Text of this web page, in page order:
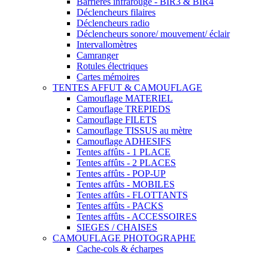
Déclencheurs filaires
Déclencheurs radio
Déclencheurs sonore/ mouvement/ éclair
Intervallomètres
Camranger
Rotules électriques
Cartes mémoires
TENTES AFFUT & CAMOUFLAGE
Camouflage MATERIEL
Camouflage TREPIEDS
Camouflage FILETS
Camouflage TISSUS au mètre
Camouflage ADHESIFS
Tentes affûts - 1 PLACE
Tentes affûts - 2 PLACES
Tentes affûts - POP-UP
Tentes affûts - MOBILES
Tentes affûts - FLOTTANTS
Tentes affûts - PACKS
Tentes affûts - ACCESSOIRES
SIEGES / CHAISES
CAMOUFLAGE PHOTOGRAPHE
Cache-cols & écharpes